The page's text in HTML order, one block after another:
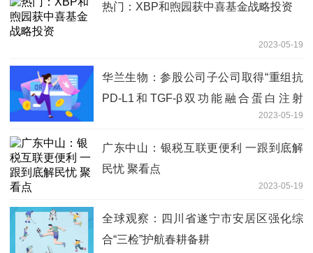
热门：XBP和煦园获中喜基金战略投资
2023-05-19
华兰生物：参股公司子公司取得“重组抗
PD-L1和TGF-β双功能融合蛋白注射
液”药物临床试验批准通知书_天天聚看点
2023-05-19
广东中山：银税互联更便利 一跟到底解
民忧 聚看点
2023-05-19
全球观察：四川省遂宁市安居区强化综
合“三检”护航春耕备耕